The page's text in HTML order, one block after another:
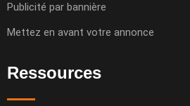
Publicité par bannière
Mettez en avant votre annonce
Ressources